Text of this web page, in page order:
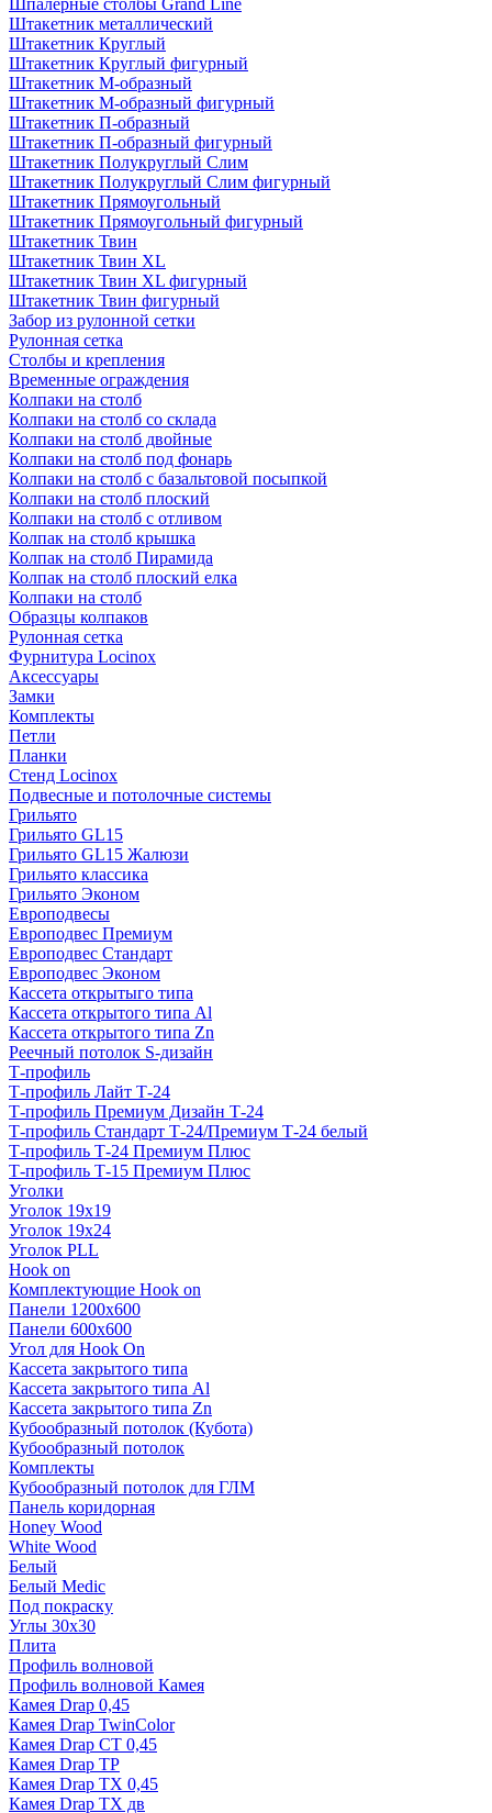
Шпалерные столбы Grand Line
Штакетник металлический
Штакетник Круглый
Штакетник Круглый фигурный
Штакетник М-образный
Штакетник М-образный фигурный
Штакетник П-образный
Штакетник П-образный фигурный
Штакетник Полукруглый Слим
Штакетник Полукруглый Слим фигурный
Штакетник Прямоугольный
Штакетник Прямоугольный фигурный
Штакетник Твин
Штакетник Твин XL
Штакетник Твин XL фигурный
Штакетник Твин фигурный
Забор из рулонной сетки
Рулонная сетка
Столбы и крепления
Временные ограждения
Колпаки на столб
Колпаки на столб со склада
Колпаки на столб двoйные
Колпаки на столб под фонарь
Колпаки на столб с базальтовой посыпкой
Колпаки на столб плоский
Колпаки на столб с отливом
Колпак на столб крышка
Колпак на столб Пирамида
Колпак на столб плоский елка
Колпаки на столб
Образцы колпаков
Рулонная сетка
Фурнитура Locinox
Аксессуары
Замки
Комплекты
Петли
Планки
Стенд Locinox
Подвесные и потолочные системы
Грильято
Грильято GL15
Грильято GL15 Жалюзи
Грильято классика
Грильято Эконом
Европодвесы
Европодвес Премиум
Европодвес Стандарт
Европодвес Эконом
Кассета открытыго типа
Кассета открытого типа Al
Кассета открытого типа Zn
Реечный потолок S-дизайн
Т-профиль
Т-профиль Лайт Т-24
Т-профиль Премиум Дизайн Т-24
Т-профиль Стандарт Т-24/Премиум Т-24 белый
Т-профиль Т-24 Премиум Плюс
Т-профиль Т-15 Премиум Плюс
Уголки
Уголок 19х19
Уголок 19х24
Уголок PLL
Hook on
Комплектующие Hook on
Панели 1200х600
Панели 600х600
Угол для Hook On
Кассета закрытого типа
Кассета закрытого типа Al
Кассета закрытого типа Zn
Кубообразный потолок (Кубота)
Кубообразный потолок
Комплекты
Кубообразный потолок для ГЛМ
Панель коридорная
Honey Wood
White Wood
Белый
Белый Medic
Под покраску
Углы 30х30
Плита
Профиль волновой
Профиль волновой Камея
Камея Drap 0,45
Камея Drap TwinColor
Камея Drap СТ 0,45
Камея Drap ТР
Камея Drap ТХ 0,45
Камея Drap ТХ дв